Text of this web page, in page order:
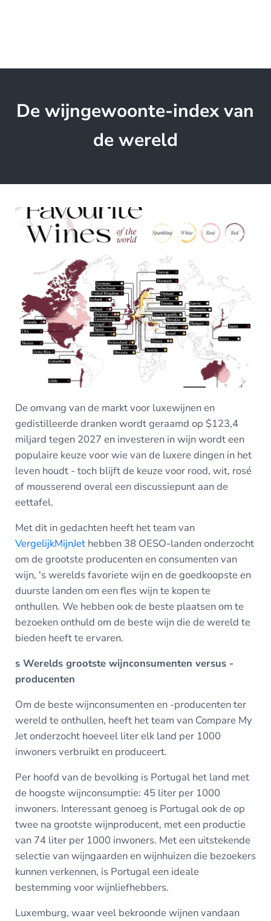
De wijngewoonte-index van
de wereld
De omvang van de markt voor luxewijnen en
gedistilleerde dranken wordt geraamd op $123,4
miljard tegen 2027 en investeren in wijn wordt een
populaire keuze voor wie van de luxere dingen in het
leven houdt - toch blijft de keuze voor rood, wit, rosé
of mousserend overal een discussiepunt aan de
eettafel.
Met dit in gedachten heeft het team van
VergelijkMijnJethebben 38 OESO-landen onderzocht
om de grootste producenten en consumenten van
wijn, 's werelds favoriete wijn en de goedkoopste en
duurste landen om een fles wijn te kopen te
onthullen. We hebben ook de beste plaatsen om te
bezoeken onthuld om de beste wijn die de wereld te
bieden heeft te ervaren.
s Werelds grootste wijnconsumenten versus -
producenten
Om de beste wijnconsumenten en -producenten ter
wereld te onthullen, heeft het team van Compare My
Jet onderzocht hoeveel liter elk land per 1000
inwoners verbruikt en produceert.
Per hoofd van de bevolking is Portugal het land met
de hoogste wijnconsumptie: 45 liter per 1000
inwoners. Interessant genoeg is Portugal ook de op
twee na grootste wijnproducent, met een productie
van 74 liter per 1000 inwoners. Met een uitstekende
selectie van wijngaarden en wijnhuizen die bezoekers
kunnen verkennen, is Portugal een ideale
bestemming voor wijnliefhebbers.
Luxemburg, waar veel bekroonde wijnen vandaan